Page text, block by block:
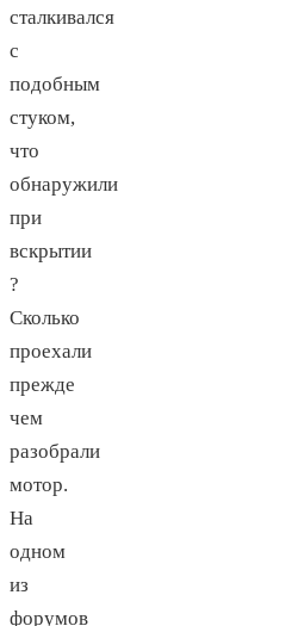
сталкивался
с
подобным
стуком,
что
обнаружили
при
вскрытии
?
Сколько
проехали
прежде
чем
разобрали
мотор.
На
одном
из
форумов